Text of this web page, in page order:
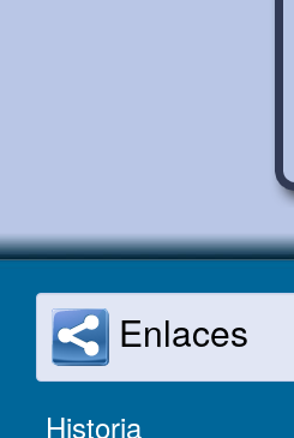
Enlaces
Historia